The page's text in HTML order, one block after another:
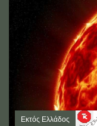
Εκτός Ελλάδος